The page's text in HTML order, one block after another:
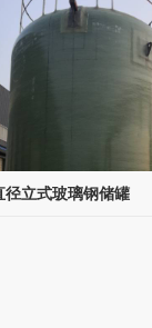
径立式玻璃钢储罐